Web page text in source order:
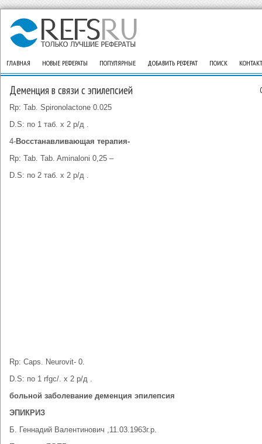
ГЛАВНАЯ НОВЫЕ РЕФЕРАТЫ ПОПУЛЯРНЫЕ ДОБАВИТЬ РЕФЕРАТ ПОИСК
Деменция в связи с эпилепсией
Rp: Tab. Spironolactone 0.025
D.S: по 1 таб. х 2 р/д .
4-Восстанавливающая терапия-
Rp: Tab. Tab. Aminaloni 0,25 –
D.S: по 2 таб. х 2 р/д .
Rp: Caps. Neurovit- 0.
D.S: по 1 rfgc/. х 2 р/д .
больной заболевание деменция эпилепсия
ЭПИКРИЗ
Б. Геннадий Валентинович ,11.03.1963г.р.